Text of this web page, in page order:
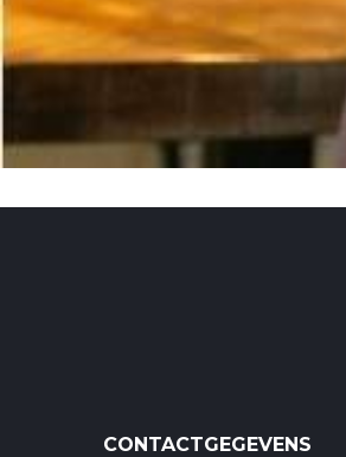
CONTACTGEGEVENS